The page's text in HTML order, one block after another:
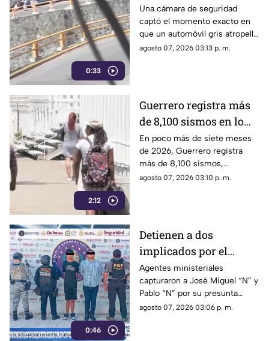
0:33
vehículo embiste a una
familia en
Chilpancingo
Una cámara de seguridad
captó el momento exacto en
que un automóvil gris atropelló
a una familia que caminaba
agosto 07, 2026 03:13 p. m.
2:12
Guerrero registra más
de 8,100 sismos en lo
que va de 2026, el año
con mayor sismicidad
de los últimos cinco
años
En poco más de siete meses
de 2026, Guerrero registra
más de 8,100 sismos,
posicionándose como el año
agosto 07, 2026 03:10 p. m.
0:46
Detienen a dos
implicados por el
homicidio de Violeta en
su estética en Acapulco
Agentes ministeriales
capturaron a José Miguel “N” y
Pablo “N” por su presunta
responsabilidad en el
agosto 07, 2026 03:06 p. m.